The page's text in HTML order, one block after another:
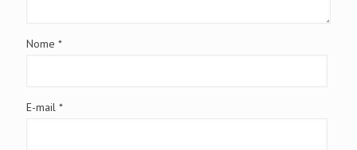
Nome *
E-mail *